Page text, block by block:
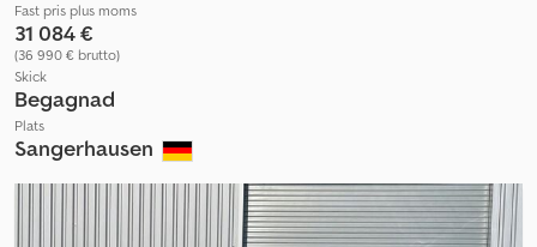
Fast pris plus moms
31 084 €
(36 990 € brutto)
Skick
Begagnad
Plats
Sangerhausen